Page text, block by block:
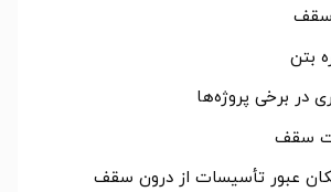
بتن
در برخی پروژه‌ها
سقف
عبور تأسیسات از درون سقف